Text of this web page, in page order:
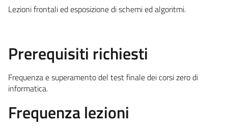
Lezioni frontali ed esposizione di schemi ed algoritmi.
Prerequisiti richiesti
Frequenza e superamento del test finale dei corsi zero di
informatica.
Frequenza lezioni